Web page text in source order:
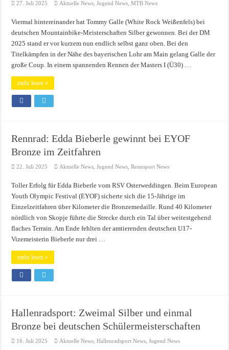
27. Juli 2025 Aktuelle News ,Jugend News ,MTB News
Viermal hintereinander hat Tommy Galle (White Rock Weißenfels) bei
deutschen Mountainbike-Meisterschaften Silber gewonnen. Bei der DM
2025 stand er vor kurzem nun endlich selbst ganz oben. Bei den
Titelkämpfen in der Nähe des bayerischen Lohr am Main gelang Galle der
große Coup. In einem spannenden Rennen der Masters I (Ü30) …
mehr lesen »
Rennrad: Edda Bieberle gewinnt bei EYOF
Bronze im Zeitfahren
22. Juli 2025 Aktuelle News ,Jugend News ,Rennsport News
Toller Erfolg für Edda Bieberle vom RSV Osterweddingen. Beim European
Youth Olympic Festival (EYOF) sicherte sich die 15-Jährige im
Einzelzeitfahren über Kilometer die Bronzemedaille. Rund 40 Kilometer
nördlich von Skopje führte die Strecke durch ein Tal über weitestgehend
flaches Terrain. Am Ende fehlten der amtierenden deutschen U17-
Vizemeisterin Bieberle nur drei …
mehr lesen »
Hallenradsport: Zweimal Silber und einmal
Bronze bei deutschen Schülermeisterschaften
16. Juli 2025 Aktuelle News ,Hallenradsport News ,Jugend News